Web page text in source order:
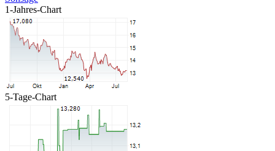
1-Jahres-Chart
5-Tage-Chart